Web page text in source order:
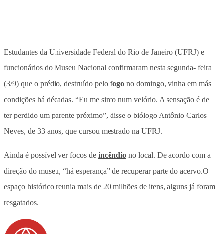
Estudantes da Universidade Federal do Rio de Janeiro (UFRJ) e
funcionários do Museu Nacional confirmaram nesta segunda- feira
(3/9) que o prédio, destruído pelo fogo no domingo, vinha em más
condições há décadas. “Eu me sinto num velório. A sensação é de
ter perdido um parente próximo”, disse o biólogo Antônio Carlos
Neves, de 33 anos, que cursou mestrado na UFRJ.
Ainda é possível ver focos de incêndio no local. De acordo com a
direção do museu, “há esperança” de recuperar parte do acervo.O
espaço histórico reunia mais de 20 milhões de itens, alguns já foram
resgatados.